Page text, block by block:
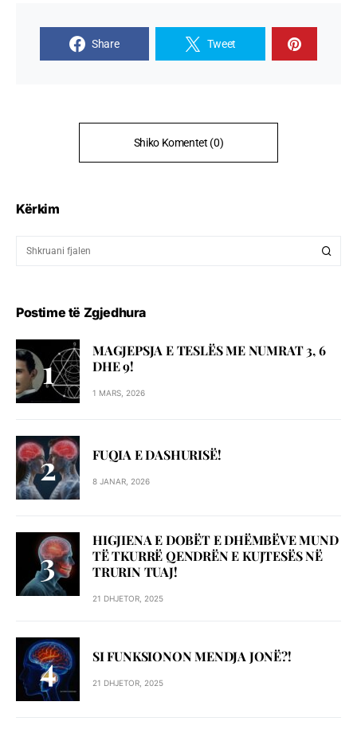
Share Tweet
Shiko Komentet (0)
Kërkim
Postime të Zgjedhura
MAGJEPSJA E TESLËS ME NUMRAT 3, 6
DHE 9!
1 MARS, 2026
FUQIA E DASHURISË!
8 JANAR, 2026
HIGJIENA E DOBËT E DHËMBËVE MUND
TË TKURRË QENDRËN E KUJTESËS NË
TRURIN TUAJ!
21 DHJETOR, 2025
SI FUNKSIONON MENDJA JONË?!
21 DHJETOR, 2025